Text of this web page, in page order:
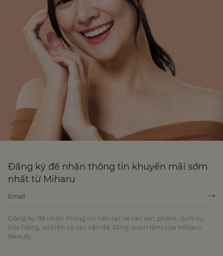
Đăng ký để nhận thông tin khuyến mãi sớm
nhất từ Miharu
Đăng ký để nhận thông tin liên lạc về các sản phẩm, dịch vụ,
cửa hàng, sự kiện và các vấn đề đáng quan tâm của Miharu
Beauty.